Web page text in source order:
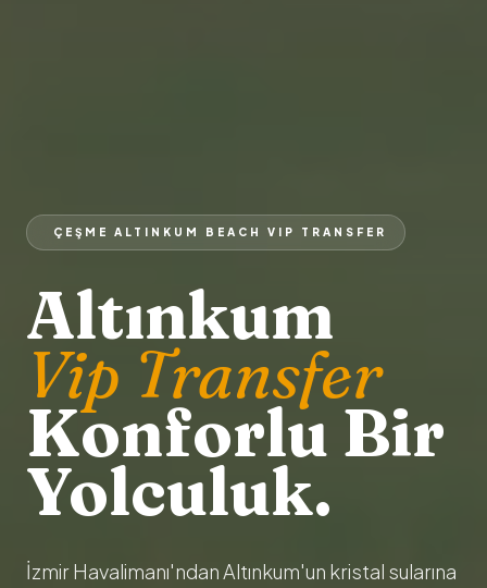
ÇEŞME ALTINKUM BEACH VIP TRANSFER
Altınkum
Vip Transfer
Konforlu Bir
Yolculuk.
İzmir Havalimanı'ndan Altınkum'un kristal sularına